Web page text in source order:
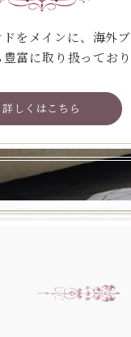
をメインに、海外ブ
富に取り扱っており
詳しくはこちら